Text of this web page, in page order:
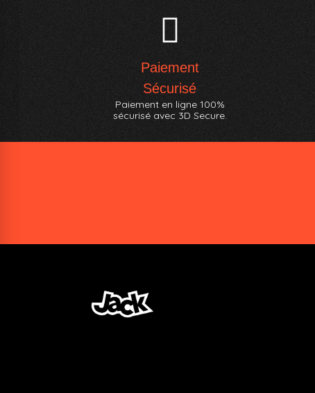
Paiement
Sécurisé
Paiement en ligne 100%
sécurisé avec 3D Secure.